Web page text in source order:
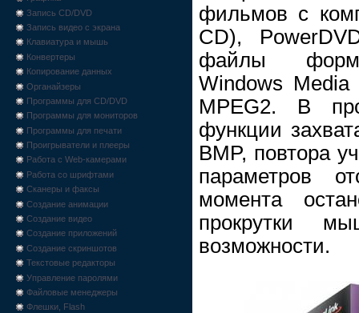
Запись CD/DVD
Запись видео с экрана
Клавиатура и мышь
Конвертеры
Копирование данных
Органайзеры
Программы для CD/DVD
Программы для мониторов
Программы для печати
Проигрыватели и плееры
Работа с Web-камерами
Работа со шрифтами
Сканеры и факсы
Создание анимации
Создание видео
Создание приложений
Создание скриншотов
Текстовые редакторы
Управление паролями
Файловые менеджеры
Флешки, Flash
фильмов с
CD),
файлы
Windows
MPEG2. В
функции
BMP, повтора
параметров
момента
прокрутки
возможности.